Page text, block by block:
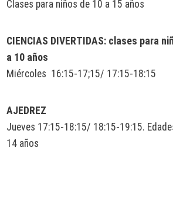
Clases para niños de 10 a 15 años
CIENCIAS DIVERTIDAS: clases para
a 10 años
Miércoles 16:15-17;15/ 17:15-18:15
AJEDREZ
Jueves 17:15-18:15/ 18:15-19:15.
14 años